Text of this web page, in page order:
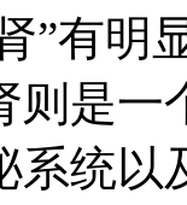
”有
则是
系统以